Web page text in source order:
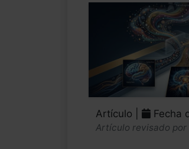
Artículo | Fecha
Artículo revisado